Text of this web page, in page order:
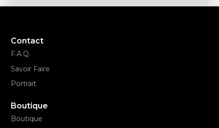
Contact
F.A.Q.
Savoir Faire
Portrait
Boutique
Boutique